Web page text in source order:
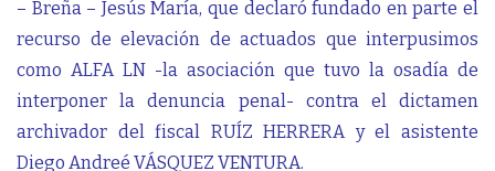
– Breña – Jesús María, que declaró fundado en parte el
recurso de elevación de actuados que interpusimos
como ALFA LN -la asociación que tuvo la osadía de
interponer la denuncia penal- contra el dictamen
archivador del fiscal RUÍZ HERRERA y el asistente
Diego Andreé VÁSQUEZ VENTURA.